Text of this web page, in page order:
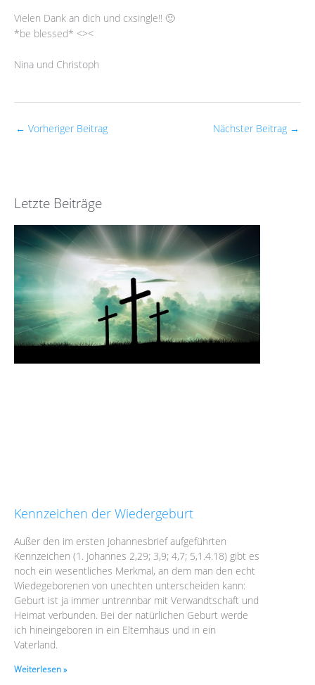
Vielen Dank an dich und cxsingle!! 🙂
*be blessed* <><
Nina und Christoph
← Vorheriger Beitrag Nächster Beitrag →
Letzte Beiträge
Kennzeichen der Wiedergeburt
Außer den im ersten Johannesbrief aufgeführten
Kennzeichen (1. Johannes 2,29; 3,9; 4,7; 5,1.4.18) gibt es
noch ein wesentliches Merkmal, an dem man den echt
Wiedegeborenen von unechten unterscheiden kann:
Geburt ist ja immer untrennbar mit Verwandtschaft und
Heimat verbunden. Bei der natürlichen Geburt werde
ich hineingeboren in ein Elternhaus und in ein
Vaterland.
Weiterlesen »